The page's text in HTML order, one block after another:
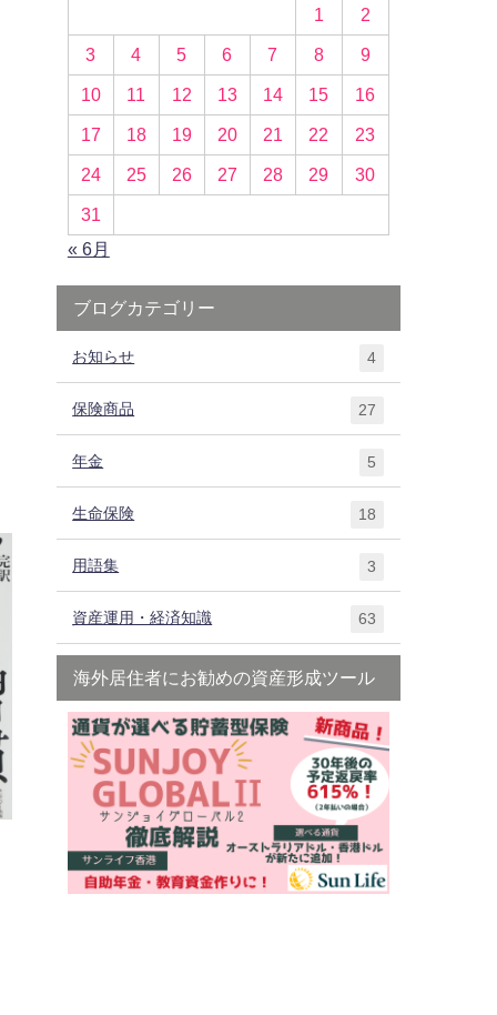
1 2
3 4 5 6 7 8 9
10 11 12 13 14 15 16
17 18 19 20 21 22 23
24 25 26 27 28 29 30
31
« 6月
ブログカテゴリー
お知らせ 4
保険商品 27
年金 5
生命保険 18
用語集 3
資産運用・経済知識 63
海外居住者にお勧めの資産形成ツール